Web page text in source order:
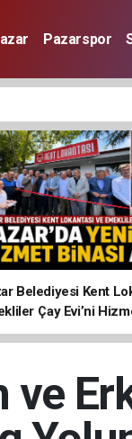
Pazarspor
Belediyesi Kent
Çay Evi’ni
ve